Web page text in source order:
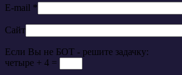
E-mail *
Сайт
Если Вы не БОТ - решите задачку:
четыре + 4 =